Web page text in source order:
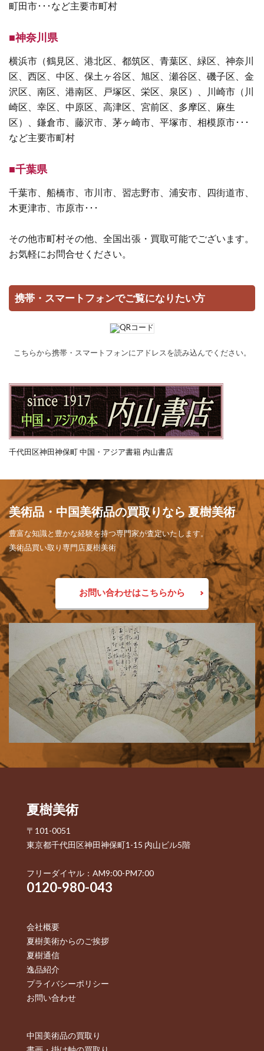
町田市･･･など主要市町村
■神奈川県
横浜市（鶴見区、港北区、都筑区、青葉区、緑区、神奈川
区、西区、中区、保土ヶ谷区、旭区、瀬谷区、磯子区、金
沢区、南区、港南区、戸塚区、栄区、泉区）、川崎市（川
崎区、幸区、中原区、高津区、宮前区、多摩区、麻生
区）、鎌倉市、藤沢市、茅ヶ崎市、平塚市、相模原市･･･
など主要市町村
■千葉県
千葉市、船橋市、市川市、習志野市、浦安市、四街道市、
木更津市、市原市･･･
その他市町村その他、全国出張・買取可能でございます。
お気軽にお問合せください。
携帯・スマートフォンでご覧になりたい方
こちらから携帯・スマートフォンにアドレスを読み込んでください。
千代田区神田神保町 中国・アジア書籍 内山書店
美術品・中国美術品の買取りなら 夏樹美術
豊富な知識と豊かな経験を持つ専門家が査定いたします。
美術品買い取り専門店夏樹美術
お問い合わせはこちらから
夏樹美術
〒101-0051
東京都千代田区神田神保町1-15 内山ビル5階
フリーダイヤル：AM9:00-PM7:00
0120-980-043
会社概要
夏樹美術からのご挨拶
夏樹通信
逸品紹介
プライバシーポリシー
お問い合わせ
中国美術品の買取り